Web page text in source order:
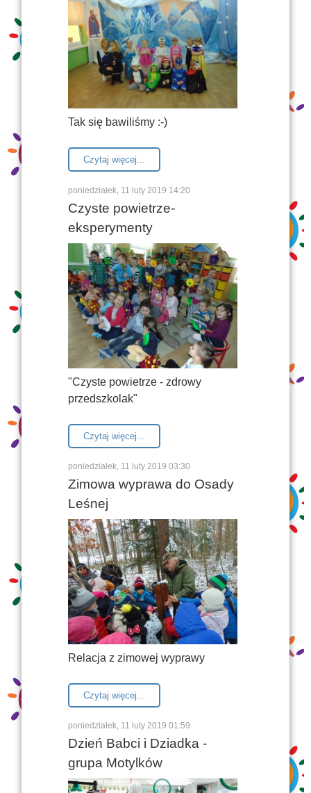
Tak się bawiliśmy :-)
Czytaj więcej...
poniedziałek, 11 luty 2019 14:20
Czyste powietrze-
eksperymenty
"Czyste powietrze - zdrowy
przedszkolak"
Czytaj więcej...
poniedziałek, 11 luty 2019 03:30
Zimowa wyprawa do Osady
Leśnej
Relacja z zimowej wyprawy
Czytaj więcej...
poniedziałek, 11 luty 2019 01:59
Dzień Babci i Dziadka -
grupa Motylków